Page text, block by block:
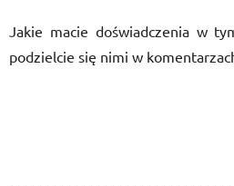
Jakie macie doświadczenia w
podzielcie się nimi w